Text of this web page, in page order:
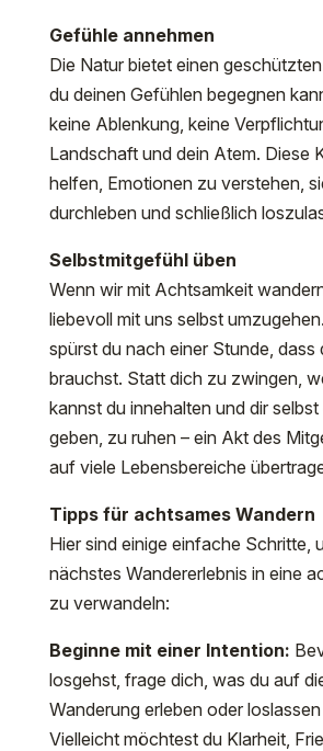
Gefühle annehmen
Die Natur bietet einen
du deinen Gefühlen begegnen
keine Ablenkung, keine
Landschaft und dein Atem. Diese
helfen, Emotionen zu verstehen,
durchleben und schließlich
Selbstmitgefühl üben
Wenn wir mit Achtsamkeit
liebevoll mit uns selbst
spürst du nach einer Stunde, dass
brauchst. Statt dich zu zwingen,
kannst du innehalten und dir selbst
geben, zu ruhen – ein Akt des
auf viele Lebensbereiche
Tipps für achtsames Wandern
Hier sind einige einfache Schritte,
nächstes Wandererlebnis in eine
zu verwandeln:
Beginne mit einer Intention:
losgehst, frage dich, was du auf
Wanderung erleben oder
Vielleicht möchtest du Klarheit,